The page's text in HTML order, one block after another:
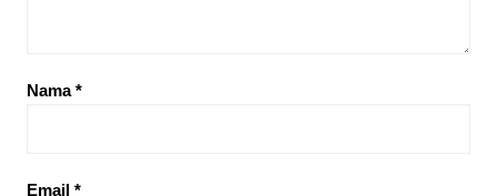
Nama*
Email *